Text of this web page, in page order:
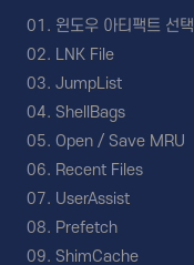
윈도우 아티팩트 선택
LNK File
JumpList
ShellBags
Open / Save MRU
Recent Files
UserAssist
Prefetch
ShimCache